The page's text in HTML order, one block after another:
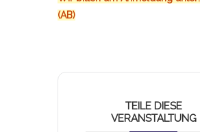
(AB)
TEILE DIESE
VERANSTALTUNG